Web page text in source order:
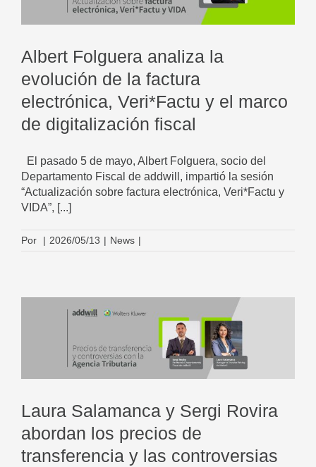
Albert Folguera analiza la
evolución de la factura
electrónica, Veri*Factu y el marco
de digitalización fiscal
El pasado 5 de mayo, Albert Folguera, socio del
Departamento Fiscal de addwill, impartió la sesión
“Actualización sobre factura electrónica, Veri*Factu y
VIDA”, [...]
Por | 2026/05/13 | News |
Laura Salamanca y Sergi Rovira
abordan los precios de
transferencia y las controversias